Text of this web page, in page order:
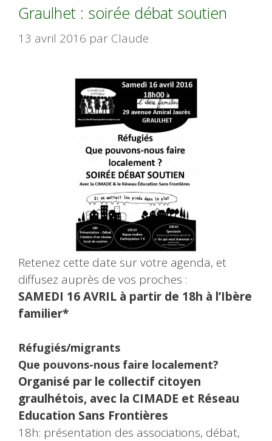
Graulhet : soirée débat soutien
13 avril 2016 par Claude
Retenez cette date sur votre agenda, et
diffusez auprès de vos proches :
SAMEDI 16 AVRIL à partir de 18h à l’Ibère
familier*
Réfugiés/migrants
Que pouvons-nous faire localement?
Organisé par le collectif citoyen
graulhétois, avec la CIMADE et Réseau
Education Sans Frontières
18h: présentation des associations, débat,